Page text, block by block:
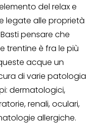
del relax e
legate alle proprietà
pensare che
trentine è fra le più
acque un
di varie patologia
dermatologici,
renali, oculari,
allergiche.